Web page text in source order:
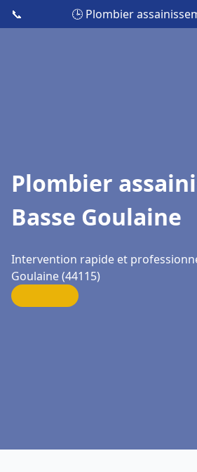
📞 🕒 Plombier
Plombier
Basse Goulaine
Intervention rapide et
Goulaine (44115)